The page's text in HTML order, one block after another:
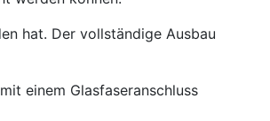
hat. Der vollständige Ausbau
einem Glasfaseranschluss